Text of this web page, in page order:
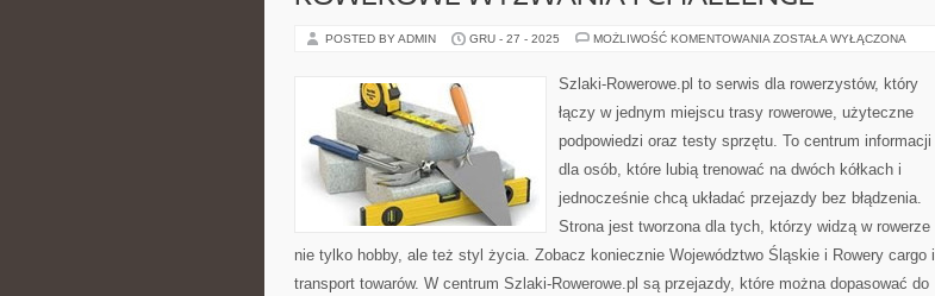
POSTED BY ADMIN GRU - 27 - 2025 MOŻLIWOŚĆ KOMENTOWANIA ROWEROWE
CHALLENGE
ZOSTAŁA WYŁĄCZONA
Szlaki-Rowerowe.pl to serwis dla rowerzystów, który
łączy w jednym miejscu trasy rowerowe, użyteczne
podpowiedzi oraz testy sprzętu. To centrum informacji
dla osób, które lubią trenować na dwóch kółkach i
jednocześnie chcą układać przejazdy bez błądzenia.
Strona jest tworzona dla tych, którzy widzą w rowerze
nie tylko hobby, ale też styl życia. Zobacz koniecznie Województwo Śląskie i Rowery cargo i
transport towarów. W centrum Szlaki-Rowerowe.pl są przejazdy, które można dopasować do